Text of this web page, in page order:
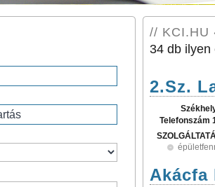
// KCI.HU
34 db ilyen
2.Sz.
Telefonszám
Akácfa